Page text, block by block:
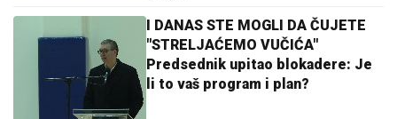
I DANAS STE MOGLI DA ČUJETE
"STRELJAĆEMO VUČIĆA"
Predsednik upitao blokadere: Je
li to vaš program i plan?